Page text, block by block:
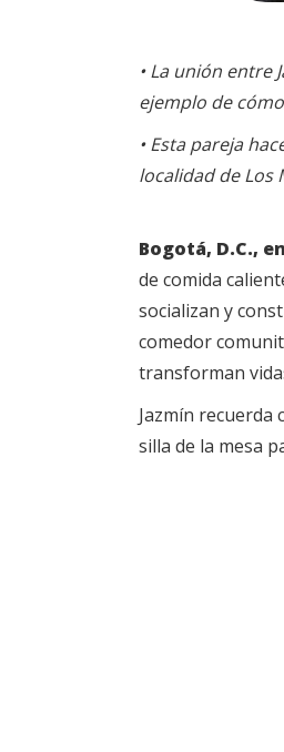
• La unión entre
ejemplo de
• Esta pareja
localidad de Los
Bogotá, D.C.,
de comida
socializan y
comedor
transforman
Jazmín recuerda
silla de la mesa